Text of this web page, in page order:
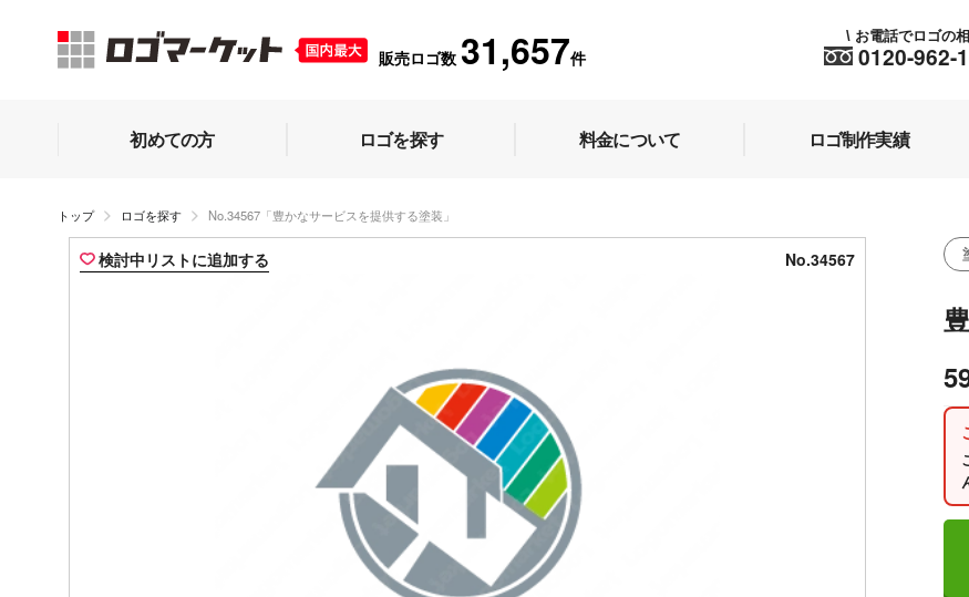
販売ロゴ数 31,657件 0120-962-
\ お電話でロゴの
初めての方 ロゴを探す 料金について ロゴ制作実績
トップ ロゴを探す No.34567「豊かなサービスを提供する塗装」
検討中リストに追加する No.34567